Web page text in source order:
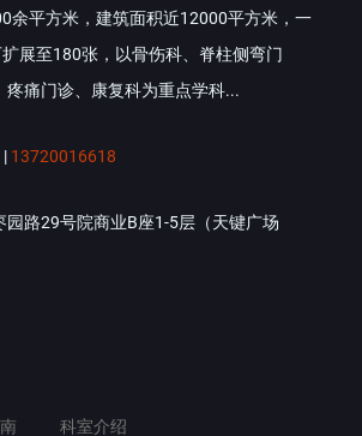
余平方米，建筑面积近12000平方米，一
展至180张，以骨伤科、脊柱侧弯门
疼痛门诊、康复科为重点学科...
| 13720016618
路29号院商业B座1-5层（天键广场
科室介绍